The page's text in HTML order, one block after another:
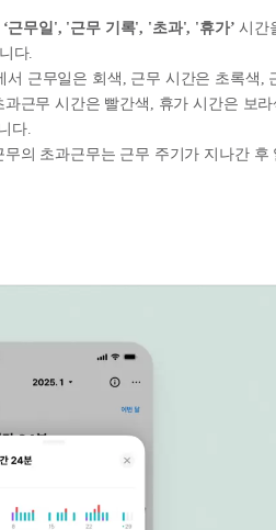
‘근무일', '근무 기록', '초과', '휴가’ 시간
다.
서 근무일은 회색, 근무 시간은 초록색,
과근무 시간은 빨간색, 휴가 시간은 보라
다.
무의 초과근무는 근무 주기가 지나간 후